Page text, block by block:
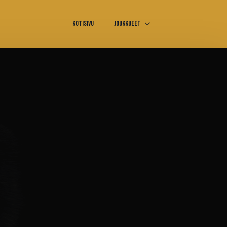
Kotisivu Joukkueet